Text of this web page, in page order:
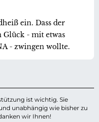
ein. Dass der
- mit etwas
- zwingen wollte.
ist wichtig. Sie
unabhängig wie bisher zu
wir Ihnen!